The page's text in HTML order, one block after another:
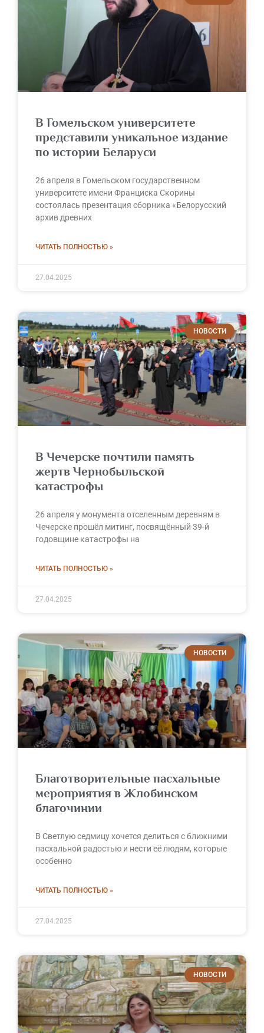
В Гомельском университете
представили уникальное издание
по истории Беларуси
26 апреля в Гомельском государственном
университете имени Франциска Скорины
состоялась презентация сборника «Белорусский
архив древних
ЧИТАТЬ ПОЛНОСТЬЮ »
27.04.2025
НОВОСТИ
В Чечерске почтили память
жертв Чернобыльской
катастрофы
26 апреля у монумента отселенным деревням в
Чечерске прошёл митинг, посвящённый 39-й
годовщине катастрофы на
ЧИТАТЬ ПОЛНОСТЬЮ »
27.04.2025
НОВОСТИ
Благотворительные пасхальные
мероприятия в Жлобинском
благочинии
В Светлую седмицу хочется делиться с ближними
пасхальной радостью и нести её людям, которые
особенно
ЧИТАТЬ ПОЛНОСТЬЮ »
27.04.2025
НОВОСТИ